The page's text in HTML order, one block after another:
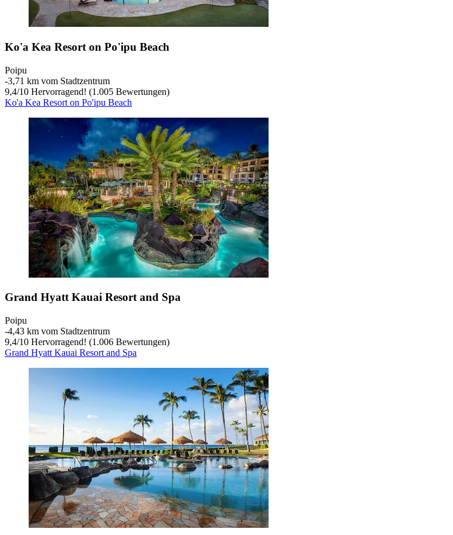
Ko'a Kea Resort on Po'ipu Beach
Poipu
‐3,71 km vom Stadtzentrum
9,4/10 Hervorragend! (1.005 Bewertungen)
Ko'a Kea Resort on Po'ipu Beach
Grand Hyatt Kauai Resort and Spa
Poipu
‐4,43 km vom Stadtzentrum
9,4/10 Hervorragend! (1.006 Bewertungen)
Grand Hyatt Kauai Resort and Spa